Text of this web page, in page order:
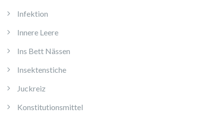
Infektion
Innere Leere
Ins Bett Nässen
Insektenstiche
Juckreiz
Konstitutionsmittel